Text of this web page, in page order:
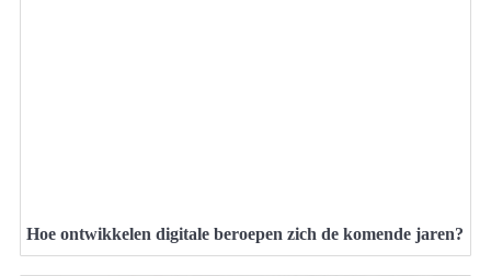
Hoe ontwikkelen digitale beroepen zich de komende jaren?